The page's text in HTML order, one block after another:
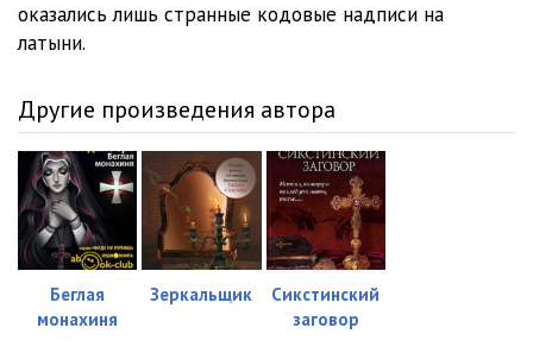
14_Vosmoi_greh
16_Vosmoi_greh
17_Vosmoi_greh
18_Vosmoi_greh
19_Vosmoi_greh
20_Vosmoi_greh
оказались лишь странные кодовые надписи на
латыни.
Другие произведения автора
Беглая
монахиня
Зеркальщик
Сикстинский
заговор